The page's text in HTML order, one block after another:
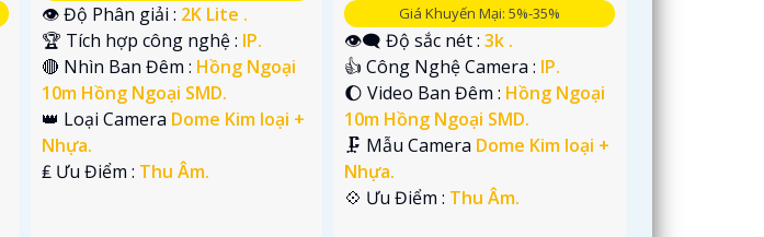
👁 Độ Phân giải : 2K Lite .
🏆 Tích hợp công nghệ : IP.
🔴 Nhìn Ban Đêm : Hồng Ngoại
10m Hồng Ngoại SMD.
👑 Loại Camera Dome Kim loại +
Nhựa.
️₤ Ưu Điểm : Thu Âm.
Giá Khuyến Mại: 5%-35%
👁️‍🗨 Độ sắc nét :3k .
👍 Công Nghệ Camera : IP.
🌔 Video Ban Đêm : Hồng Ngoại
10m Hồng Ngoại SMD.
🗜️ Mẫu Camera Dome Kim loại +
Nhựa.
️💠 Ưu Điểm : Thu Âm.